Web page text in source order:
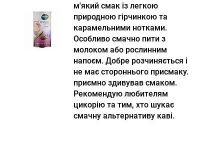
м'який смак із легкою
природною гірчинкою та
карамельними нотками.
Особливо смачно пити з
молоком або рослинним
напоєм. Добре розчиняється і
не має стороннього присмаку.
приємно здивував смаком.
Рекомендую любителям
цикорію та тим, хто шукає
смачну альтернативу каві.